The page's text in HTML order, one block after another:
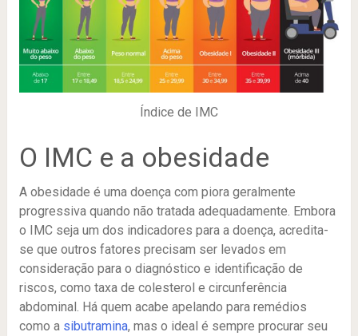
Índice de IMC
O IMC e a obesidade
A obesidade é uma doença com piora geralmente
progressiva quando não tratada adequadamente. Embora
o IMC seja um dos indicadores para a doença, acredita-
se que outros fatores precisam ser levados em
consideração para o diagnóstico e identificação de
riscos, como taxa de colesterol e circunferência
abdominal. Há quem acabe apelando para remédios
como a sibutramina, mas o ideal é sempre procurar seu